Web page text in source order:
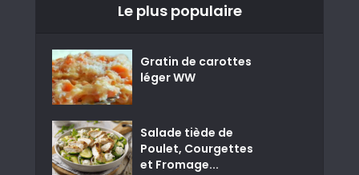
Le plus populaire
Gratin de carottes
léger WW
Salade tiède de
Poulet, Courgettes
et Fromage...